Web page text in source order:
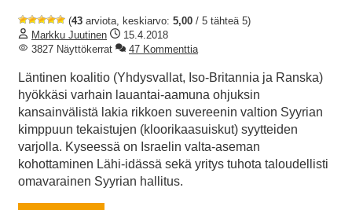
(43 arviota, keskiarvo: 5,00 / 5 tähteä 5)
Markku Juutinen
15.4.2018
3827 Näyttökerrat
47 Kommenttia
Läntinen koalitio (Yhdysvallat, Iso-Britannia ja Ranska)
hyökkäsi varhain lauantai-aamuna ohjuksin
kansainvälistä lakia rikkoen suvereenin valtion Syyrian
kimppuun tekaistujen (kloorikaasuiskut) syytteiden
varjolla. Kyseessä on Israelin valta-aseman
kohottaminen Lähi-idässä sekä yritys tuhota taloudellisti
omavarainen Syyrian hallitus.